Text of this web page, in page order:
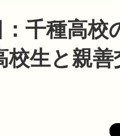
千種高校
校生と親善